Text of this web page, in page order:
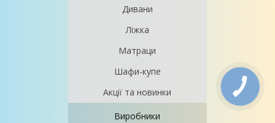
Дивани
Ліжка
Матраци
Шафи-купе
Акції та новинки
Виробники